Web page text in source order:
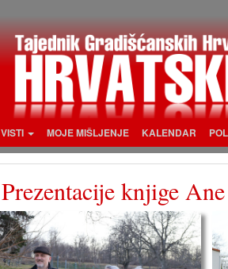
VISTI MOJE MIŠLJENJE KALENDAR
Prezentacije knjige